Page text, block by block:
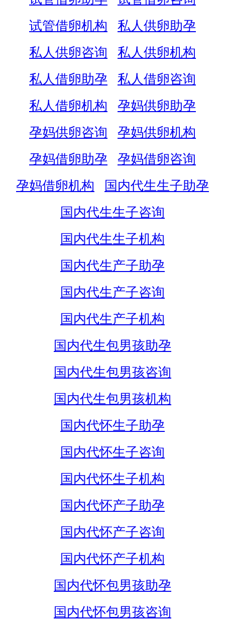
试管借卵机构
私人供卵助孕
私人供卵咨询
私人供卵机构
私人借卵助孕
私人借卵咨询
私人借卵机构
孕妈供卵助孕
孕妈供卵咨询
孕妈供卵机构
孕妈借卵助孕
孕妈借卵咨询
孕妈借卵机构
国内代生生子助孕
国内代生生子咨询
国内代生生子机构
国内代生产子助孕
国内代生产子咨询
国内代生产子机构
国内代生包男孩助孕
国内代生包男孩咨询
国内代生包男孩机构
国内代怀生子助孕
国内代怀生子咨询
国内代怀生子机构
国内代怀产子助孕
国内代怀产子咨询
国内代怀产子机构
国内代怀包男孩助孕
国内代怀包男孩咨询